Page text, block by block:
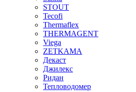
STOUT
Tecofi
Thermaflex
THERMAGENT
Viega
ZETKAMA
Декаст
Джилекс
Ридан
Тепловодомер